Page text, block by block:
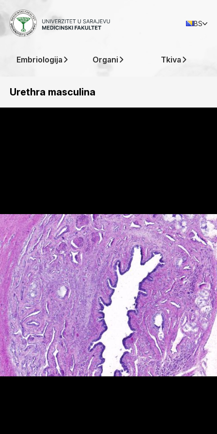
BS
Embriologija Organi Tkiva
Urethra masculina